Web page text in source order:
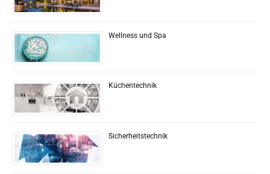
Wellness und Spa
Küchentechnik
Sicherheitstechnik